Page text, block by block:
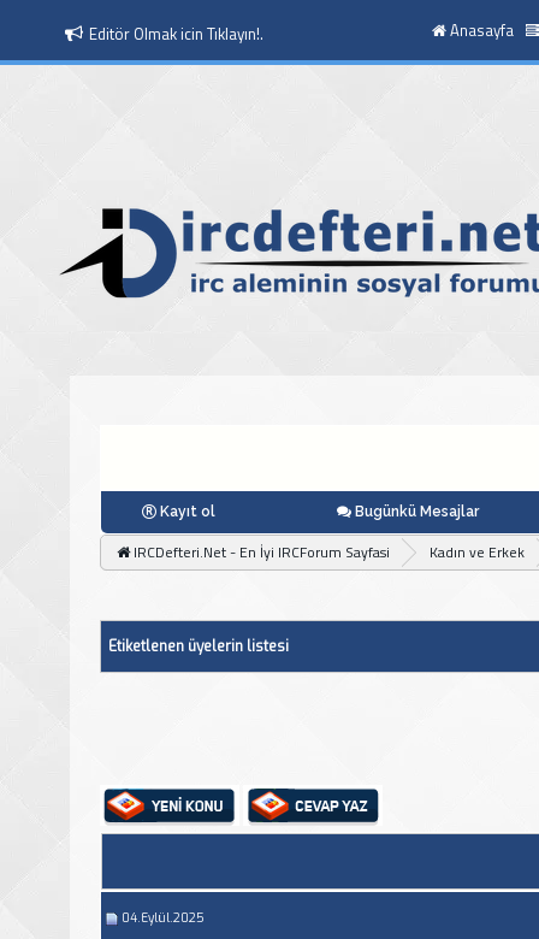
Moderatör Olmak icin Tıklayın!. Anasayfa
Kayıt ol Bugünkü Mesajlar
IRCDefteri.Net - En İyi IRCForum Sayfasi Kadın ve Erkek
Etiketlenen üyelerin listesi
04.Eylül.2025